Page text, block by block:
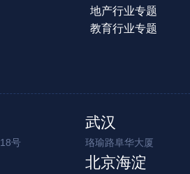
地产行业专题
教育行业专题
号
武汉
珞瑜路阜华大厦
北京海淀